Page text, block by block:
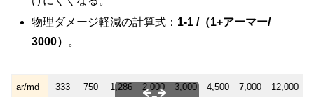
物理ダメージ軽減の計算式： 1-1 /（1+アーマー/
3000）
。
ar/md 333 750 1,286 2,000 3,000 4,500 7,000 12,000